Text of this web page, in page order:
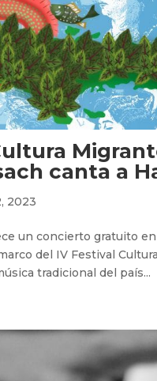
canta a
2023
un concierto gratuito
del IV Festival
tradicional del país...